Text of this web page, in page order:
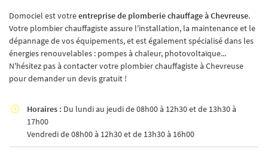
email indiqué ci-dessus. Vous pouvez vous désinscrire à tout moment en utilisantle
formulaire de désinscription.
INSCRIPTION
Domociel est votreentreprise de plomberie chauffage à Chevreuse.
Votre plombier chauffagiste assure l'installation, la maintenance et le
dépannage de vos équipements, et est également spécialisé dans les
énergies renouvelables : pompes à chaleur, photovoltaïque...
N'hésitez pas à contacter votre plombier chauffagiste à Chevreuse
pour demander un devis gratuit !
 Horaires : Du lundi au jeudi de 08h00 à 12h30 et de 13h30 à
17h00
Vendredi de 08h00 à 12h30 et de 13h30 à 16h00